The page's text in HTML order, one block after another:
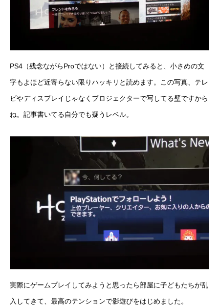
PS4（残念ながらProではない）と接続してみると、小さめの文
字もよほど近寄らない限りハッキリと読めます。この写真、テレ
ビやディスプレイじゃなくプロジェクターで写してる壁ですから
ね。記事書いてる自分でも疑うレベル。
実際にゲームプレイしてみようと思ったら部屋に子どもたちが乱
入してきて、最高のテンションで影遊びをはじめました。